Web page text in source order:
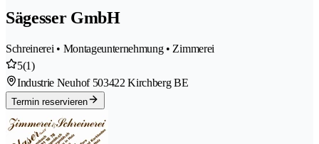
Sägesser GmbH
Schreinerei • Montageunternehmung • Zimmerei
5(1)
Industrie Neuhof 503422 Kirchberg BE
Termin reservieren